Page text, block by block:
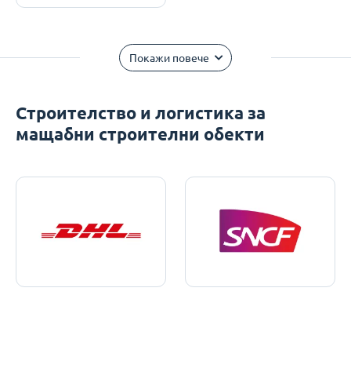
Покажи повече
Строителство и логистика за
мащабни строителни обекти